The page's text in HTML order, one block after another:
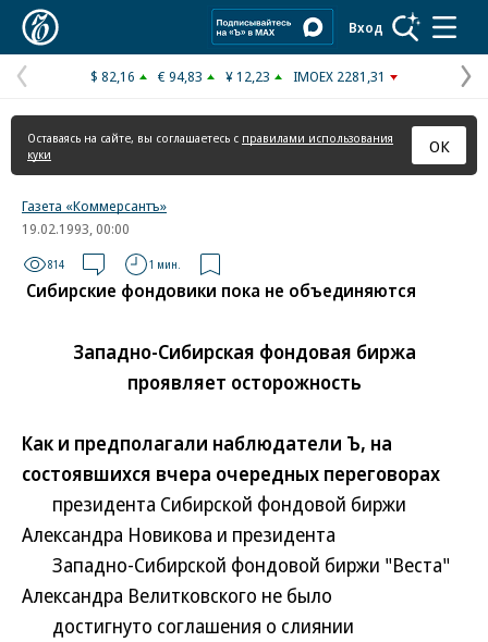
Вход
Предыдущая
страница
$ 82,16 € 94,83 ¥ 12,23 IMOEX 2281,31
Оставаясь на сайте, вы соглашаетесь с правилами использования
куки
ОК
Газета «Коммерсантъ»
19.02.1993, 00:00
814 1 мин.
Сибирские фондовики пока не объединяются
Западно-Сибирская фондовая биржа
проявляет осторожность
Как и предполагали наблюдатели Ъ, на
состоявшихся вчера очередных переговорах
президента Сибирской фондовой биржи
Александра Новикова и президента
Западно-Сибирской фондовой биржи "Веста"
Александра Велитковского не было
достигнуто соглашения о слиянии